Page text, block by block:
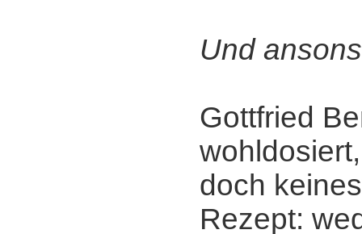
Und
Gottfried
doch
Rezept: